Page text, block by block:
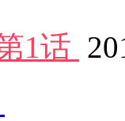
1话